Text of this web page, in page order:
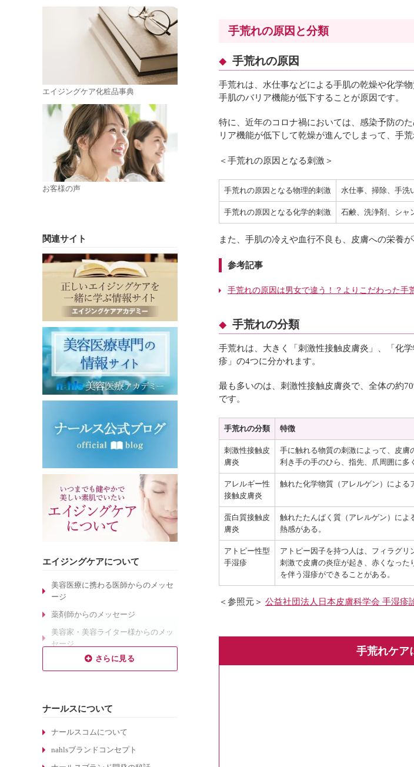
エイジングケア化粧品事典
お客様の声
関連サイト
エイジングケアについて
美容医療に携わる医師からのメッセ
ージ
薬剤師からのメッセージ
美容家・美容ライター様からのメッ
セージ
乾燥肌対策のエイジングケア
毛穴対策のエイジングケア
くすみ対策のエイジングケア
ターンオーバーについて
ナールスについて
ナールスコムについて
nahlsブランドコンセプト
手荒れの原因と分類
手荒れの原因
手荒れは、水仕事などによる手肌の乾燥や化学
手肌のバリア機能が低下することが原因です。
特に、近年のコロナ禍においては、感染予防の
リア機能が低下して乾燥が進んでしまって、手
＜手荒れの原因となる刺激＞
手荒れの原因となる物理的刺激 水仕事、掃除、手洗
手荒れの原因となる化学的刺激 石鹸、洗浄剤、シャ
また、手肌の冷えや血行不良も、皮膚への栄養
参考記事
手荒れの原因は男女で違う！？よりこだわった手
手荒れの分類
手荒れは、大きく「刺激性接触皮膚炎」、「化
疹」の4つに分かれます。
最も多いのは、刺激性接触皮膚炎で、全体の約
です。
手荒れの分類 特徴
刺激性接触皮
膚炎
手に触れる物質の刺激によって、皮膚
利き手の手のひら、指先、爪周囲に多
アレルギー性
接触皮膚炎
触れた化学物質（アレルゲン）による
蛋白質接触皮
膚炎
触れたたんぱく質（アレルゲン）に
熱感がある。
アトピー性型
手湿疹
アトピー因子を持つ人は、フィラグ
刺激で皮膚の炎症が起き、赤くなっ
を伴う湿疹ができることがある。
＜参照元＞ 公益社団法人日本皮膚科学会 手湿疹
手荒れケア